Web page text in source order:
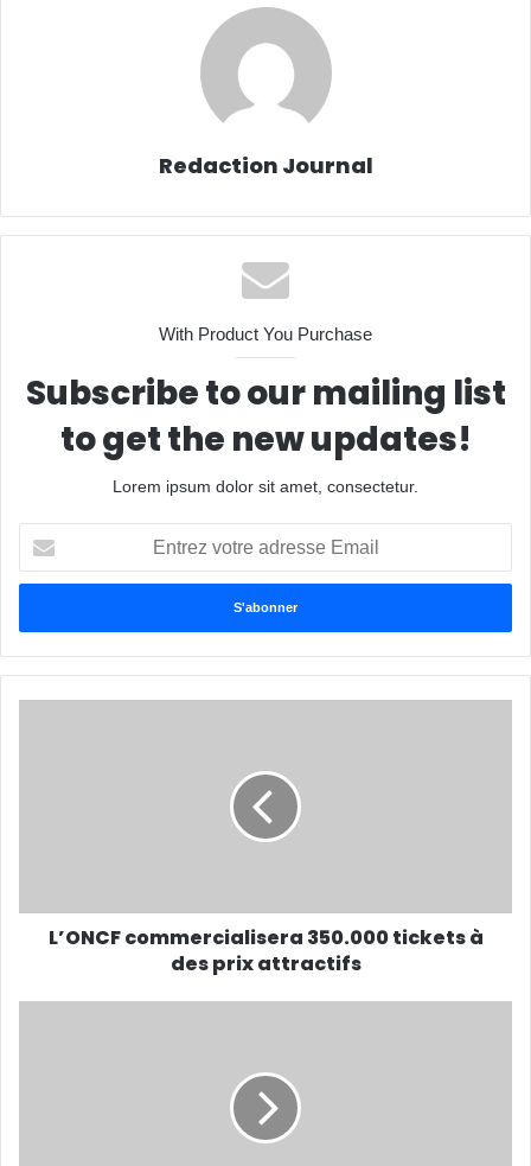
Redaction Journal
With Product You Purchase
Subscribe to our mailing list
to get the new updates!
Lorem ipsum dolor sit amet, consectetur.
votre
adresse
L’ONCF commercialisera 350.000 tickets à
des prix attractifs